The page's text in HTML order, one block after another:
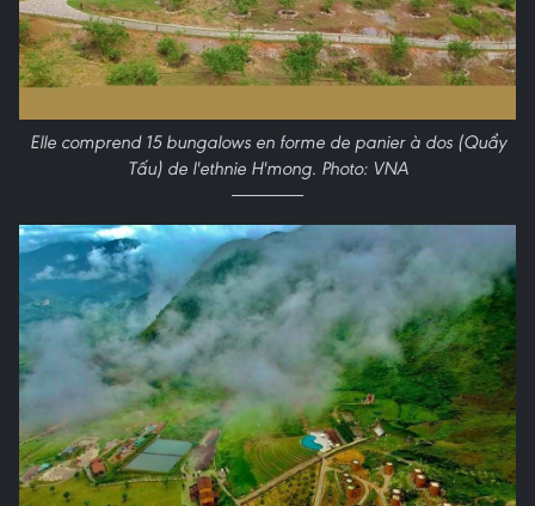
Elle comprend 15 bungalows en forme de panier à dos (Quẩy
Tấu) de l'ethnie H'mong. Photo: VNA